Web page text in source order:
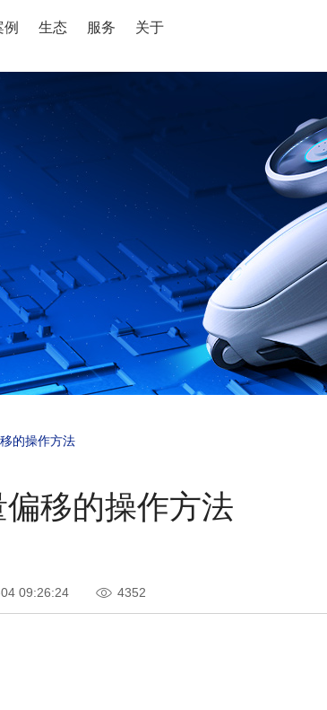
例 生态 服务 关于
的操作方法
移的操作方法
09:26:24 4352